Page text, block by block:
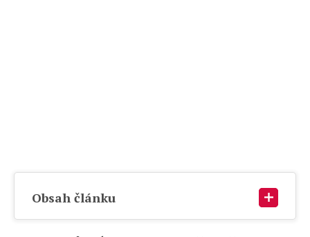
Obsah článku